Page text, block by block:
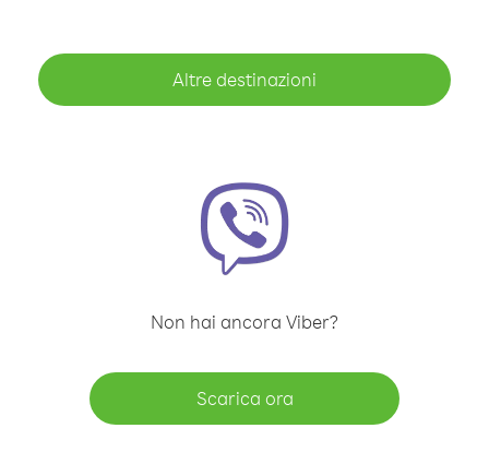
Altre destinazioni
Non hai ancora Viber?
Scarica ora